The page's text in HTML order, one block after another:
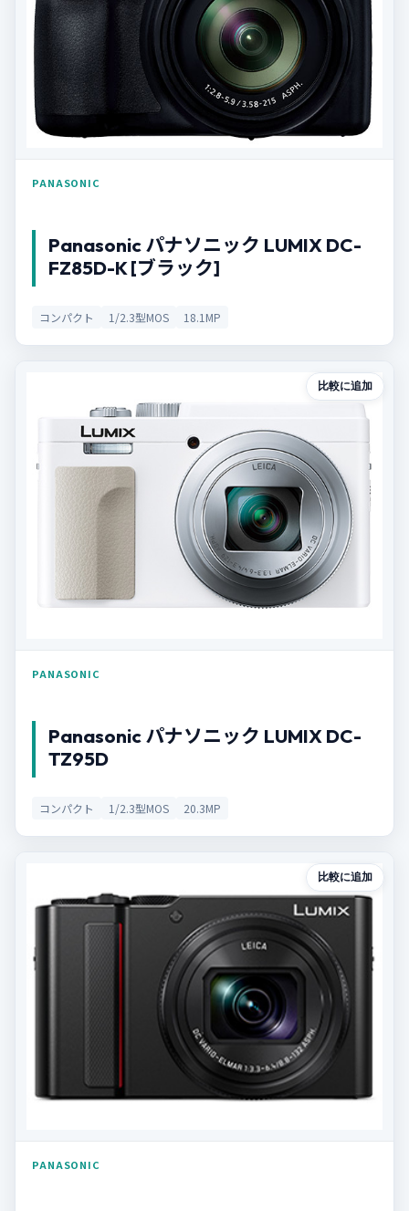
PANASONIC
Panasonic パナソニック LUMIX DC-
FZ85D-K [ブラック]
コンパクト 1/2.3型MOS 18.1MP
比較に追加
PANASONIC
Panasonic パナソニック LUMIX DC-
TZ95D
コンパクト 1/2.3型MOS 20.3MP
比較に追加
PANASONIC